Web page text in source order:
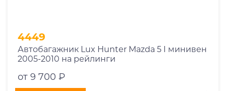
4449
Автобагажник Lux Hunter Mazda 5 I минивен
2005-2010 на рейлинги
от 9 700 ₽